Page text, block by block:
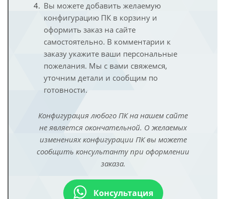
Вы можете добавить желаемую
конфигурацию ПК в корзину и
оформить заказ на сайте
самостоятельно. В комментарии к
заказу укажите ваши персональные
пожелания. Мы с вами свяжемся,
уточним детали и сообщим по
готовности.
Конфигурация любого ПК на нашем сайте
не является окончательной. О желаемых
изменениях конфигурации ПК вы можете
сообщить консультанту при оформлении
заказа.
Консультация